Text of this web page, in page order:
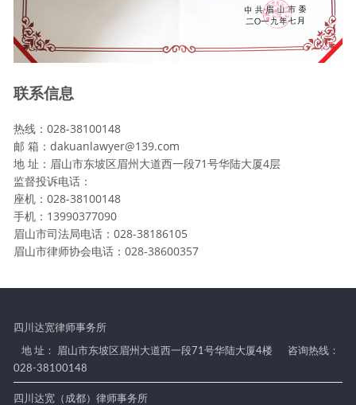
联系信息
热线：028-38100148
邮 箱：dakuanlawyer@139.com
地 址：眉山市东坡区眉州大道西一段71号华陆大厦4层
监督投诉电话：
座机：028-38100148
手机：13990377090
眉山市司法局电话：028-38186105
眉山市律师协会电话：028-38600357
四川达宽律师事务所
地 址： 眉山市东坡区眉州大道西一段71号华陆大厦4楼
咨询热线：
028-38100148
四川达宽（成都）律师事务所